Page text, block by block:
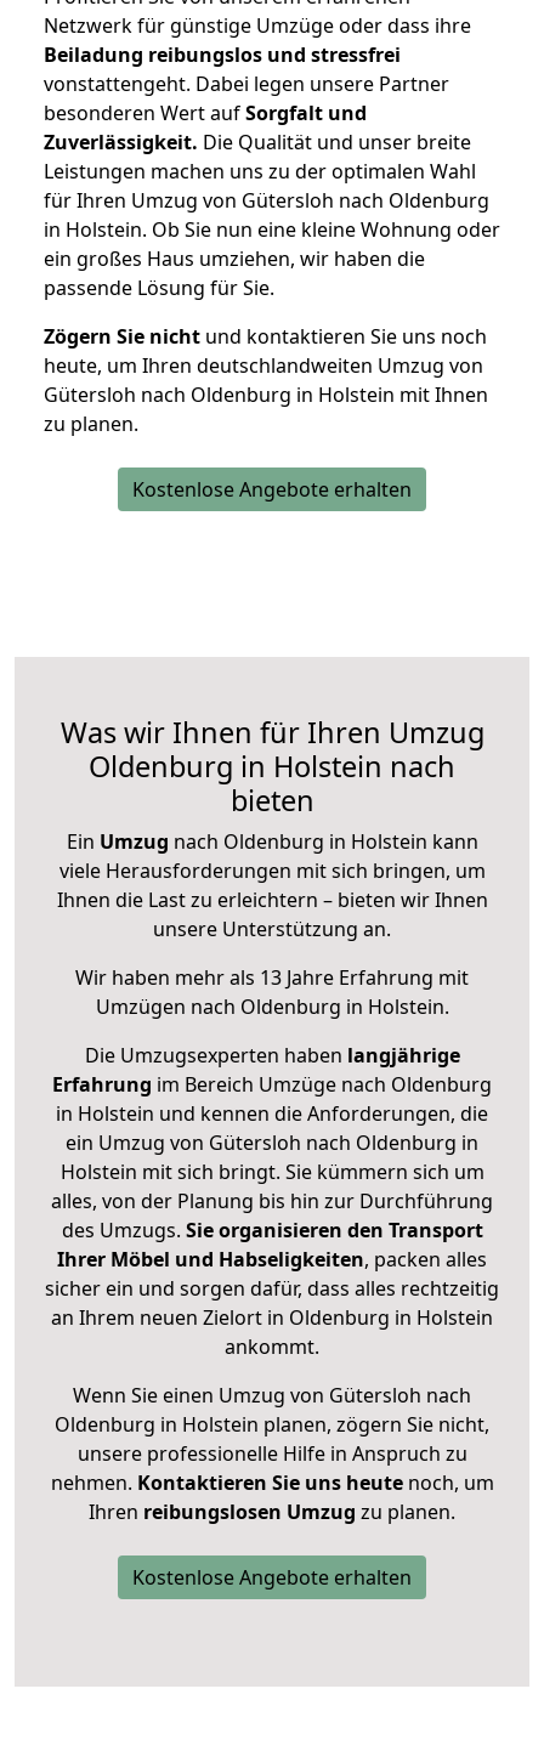
Netzwerk für günstige Umzüge oder dass ihre
Beiladung reibungslos und stressfrei
vonstattengeht. Dabei legen unsere Partner
besonderen Wert aufSorgfalt und
Zuverlässigkeit. Die Qualität und unser breite
Leistungen machen uns zu der optimalen Wahl
für Ihren Umzug von Gütersloh nach Oldenburg
in Holstein. Ob Sie nun eine kleine Wohnung oder
ein großes Haus umziehen, wir haben die
passende Lösung für Sie.
Zögern Sie nicht und kontaktieren Sie uns noch
heute, um Ihren deutschlandweiten Umzug von
Gütersloh nach Oldenburg in Holstein mit Ihnen
zu planen.
Kostenlose Angebote erhalten
Was wir Ihnen für Ihren Umzug
Oldenburg in Holstein nach
bieten
Ein Umzug nach Oldenburg in Holstein kann
viele Herausforderungen mit sich bringen, um
Ihnen die Last zu erleichtern – bieten wir Ihnen
unsere Unterstützung an.
Wir haben mehr als 13 Jahre Erfahrung mit
Umzügen nach Oldenburg in Holstein.
Die Umzugsexperten haben langjährige
Erfahrung im Bereich Umzüge nach Oldenburg
in Holstein und kennen die Anforderungen, die
ein Umzug von Gütersloh nach Oldenburg in
Holstein mit sich bringt. Sie kümmern sich um
alles, von der Planung bis hin zur Durchführung
des Umzugs. Sie organisieren den Transport
Ihrer Möbel und Habseligkeiten, packen alles
sicher ein und sorgen dafür, dass alles rechtzeitig
an Ihrem neuen Zielort in Oldenburg in Holstein
ankommt.
Wenn Sie einen Umzug von Gütersloh nach
Oldenburg in Holstein planen, zögern Sie nicht,
unsere professionelle Hilfe in Anspruch zu
nehmen. Kontaktieren Sie uns heutenoch, um
Ihren reibungslosen Umzug zu planen.
Kostenlose Angebote erhalten